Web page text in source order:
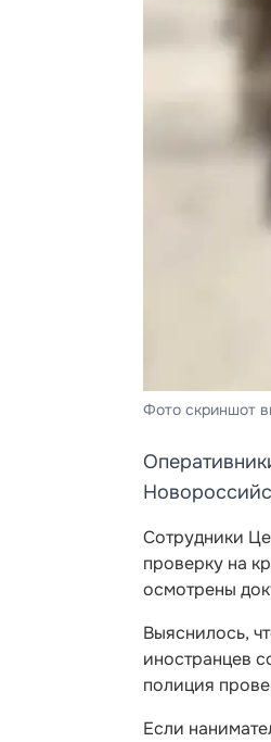
Фото скриншот
Сотрудники
проверку на
осмотрены
Выяснилось,
иностранцев
полиция
Если